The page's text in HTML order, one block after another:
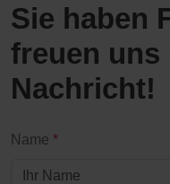
Sie haben
freuen uns
Nachricht!
Name *